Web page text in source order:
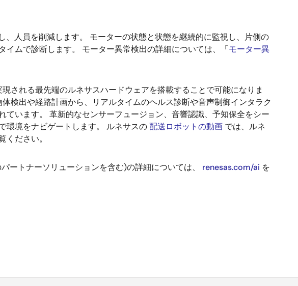
人員を削減します。 モーターの状態と状態を継続的に監視し、片側の
ムで診断します。 モーター異常検出の詳細については、「モーター異
される最先端のルネサスハードウェアを搭載することで可能になりま
検出や経路計画から、リアルタイムのヘルス診断や音声制御インタラク
います。 革新的なセンサーフュージョン、音響認識、予知保全をシー
環境をナビゲートします。 ルネサスの配送ロボットの動画 では、ルネ
ださい。
ートナーソリューションを含む)の詳細については、 renesas.com/ai を